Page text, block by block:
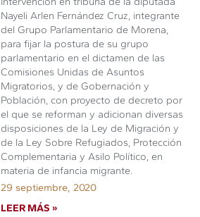
Nayeli Arlen Fernández Cruz, integrante
del Grupo Parlamentario de Morena,
para fijar la postura de su grupo
parlamentario en el dictamen de las
Comisiones Unidas de Asuntos
Migratorios, y de Gobernación y
Población, con proyecto de decreto por
el que se reforman y adicionan diversas
disposiciones de la Ley de Migración y
de la Ley Sobre Refugiados, Protección
Complementaria y Asilo Político, en
materia de infancia migrante.
29 septiembre, 2020
LEER MÁS »